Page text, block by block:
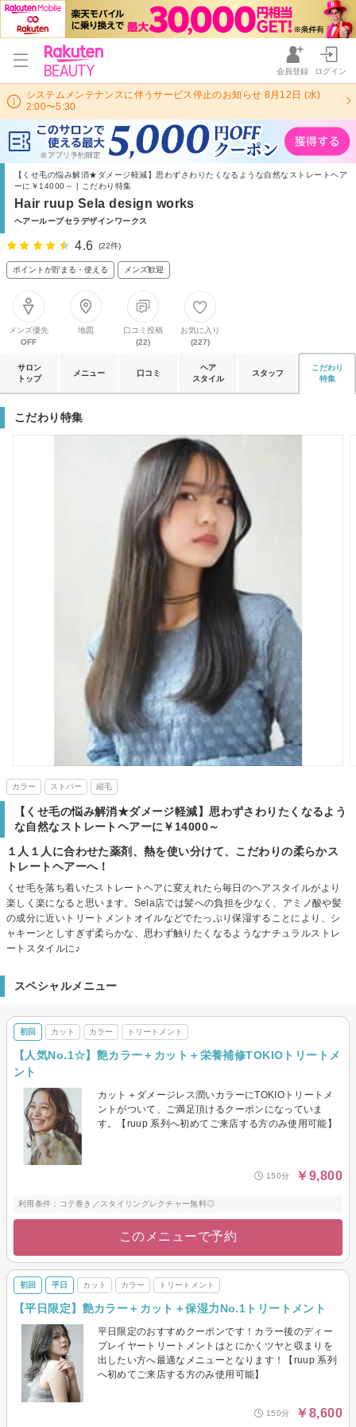
会員登録 ログイン
システムメンテナンスに伴うサービス停止のお知らせ 8月12日 (水)
2:00〜5:30
【くせ毛の悩み解消★ダメージ軽減】思わずさわりたくなるような自然なストレートヘア
ーに￥14000～ | こだわり特集
Hair ruup Sela design works
ヘアーループセラデザインワークス
4.6 (22件)
ポイントが貯まる・使える メンズ歓迎
メンズ優先
OFF
地図
口コミ投稿
(22)
お気に入り
(227)
サロン
トップ
メニュー 口コミ
ヘア
スタイル
スタッフ
こだわり
特集
こだわり特集
カラー ストパー 縮毛
【くせ毛の悩み解消★ダメージ軽減】思わずさわりたくなるよう
な自然なストレートヘアーに￥14000～
１人１人に合わせた薬剤、熱を使い分けて、こだわりの柔らかス
トレートヘアーへ！
くせ毛を落ち着いたストレートヘアに変えれたら毎日のヘアスタイルがより
楽しく楽になると思います。Sela店では髪への負担を少なく、アミノ酸や髪
の成分に近いトリートメントオイルなどでたっぷり保湿することにより、シ
ャキーンとしすぎず柔らかな、思わず触りたくなるようなナチュラルストレ
ートスタイルに♪
スペシャルメニュー
初回 カット カラー トリートメント
【人気No.1☆】艶カラー＋カット＋栄養補修TOKIOトリートメ
ント
カット＋ダメージレス潤いカラーにTOKIOトリートメ
ントがついて、ご満足頂けるクーポンになっていま
す。【ruup 系列へ初めてご来店する方のみ使用可能】
150分 ￥9,800
利用条件：コテ巻き／スタイリングレクチャー無料◎
このメニューで予約
初回 平日 カット カラー トリートメント
【平日限定】艶カラー＋カット＋保湿力No.1トリートメント
平日限定のおすすめクーポンです！カラー後のディー
プレイヤートリートメントはとにかくツヤと収まりを
出したい方へ最適なメニューとなります！【ruup 系列
へ初めてご来店する方のみ使用可能】
150分 ￥8,600